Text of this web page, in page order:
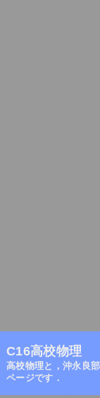
C16高校物理
高校物理と，沖永良
ページです．